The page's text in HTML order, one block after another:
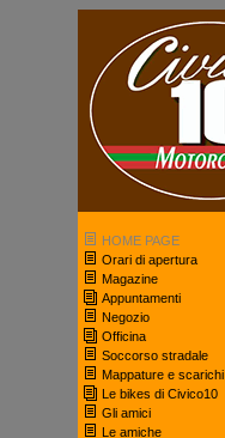
HOME PAGE
Orari di apertura
Magazine
Appuntamenti
Negozio
Officina
Soccorso stradale
Mappature e scarichi
Le bikes di Civico10
Gli amici
Le amiche